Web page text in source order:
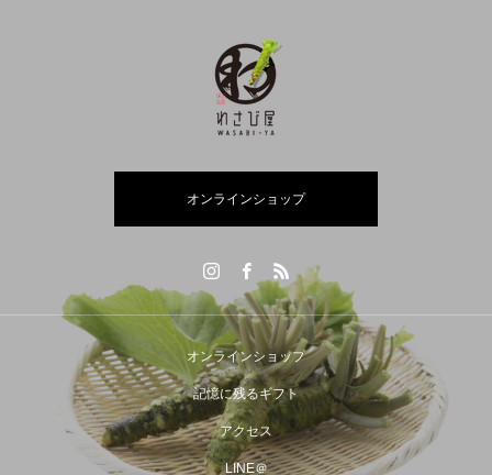
オンラインショップ
オンラインショップ
記憶に残るギフト
アクセス
LINE＠